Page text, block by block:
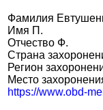
Фамилия
Имя П.
Отчество Ф.
Страна
Регион
Место
https://www.obd-